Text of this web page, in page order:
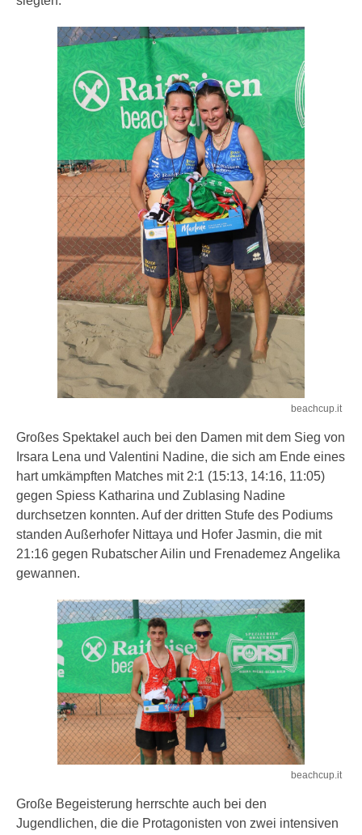
beachcup.it
Großes Spektakel auch bei den Damen mit dem Sieg von
Irsara Lena und Valentini Nadine, die sich am Ende eines
hart umkämpften Matches mit 2:1 (15:13, 14:16, 11:05)
gegen Spiess Katharina und Zublasing Nadine
durchsetzen konnten. Auf der dritten Stufe des Podiums
standen Außerhofer Nittaya und Hofer Jasmin, die mit
21:16 gegen Rubatscher Ailin und Frenademez Angelika
gewannen.
beachcup.it
Große Begeisterung herrschte auch bei den
Jugendlichen, die die Protagonisten von zwei intensiven